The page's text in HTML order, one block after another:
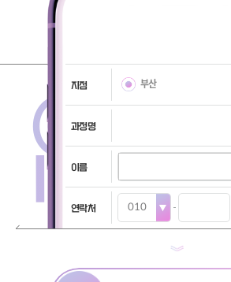
지점 부산
과정명
이름
연락처